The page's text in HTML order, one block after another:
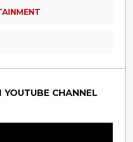
YOUTUBE CHANNEL